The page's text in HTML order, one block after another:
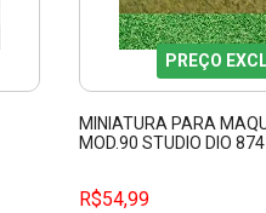
PREÇO
MINIATURA PARA
MOD.90 STUDIO DIO
R$54,99